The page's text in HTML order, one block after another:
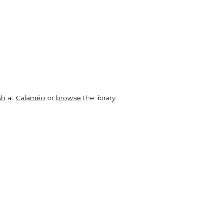
at Calaméo or browse the library.